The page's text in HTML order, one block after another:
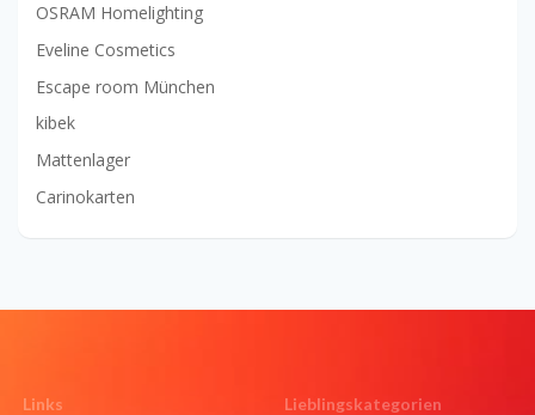
OSRAM Homelighting
Eveline Cosmetics
Escape room München
kibek
Mattenlager
Carinokarten
Links Lieblingskategorien